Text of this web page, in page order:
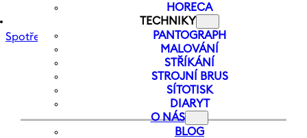
HORECA
TECHNIKY
PANTOGRAPH
MALOVÁNÍ
STŘÍKÁNÍ
STROJNÍ BRUS
SÍTOTISK
DIARYT
O NÁS
BLOG
Spotřebitelský leták